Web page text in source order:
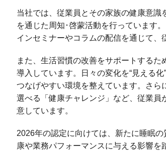
当社では、従業員とその家族の健康意
を通じた周知･啓蒙活動を行っています
インセミナーやコラムの配信を通じて、
また、生活習慣の改善をサポートする
導入しています。日々の変化を“見える
つなげやすい環境を整えています。さ
選べる「健康チャレンジ」など、従業員
意しています。
2026年の認定に向けては、新たに睡眠
康や業務パフォーマンスに与える影響